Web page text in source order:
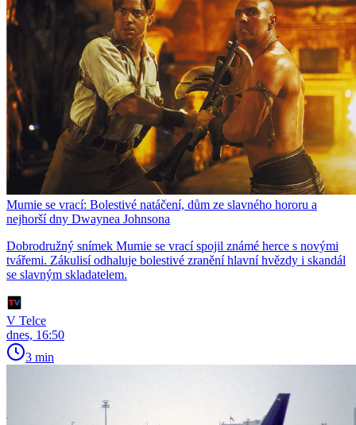
Mumie se vrací: Bolestivé natáčení, dům ze slavného hororu a
nejhorší dny Dwaynea Johnsona
Dobrodružný snímek Mumie se vrací spojil známé herce s novými
tvářemi. Zákulisí odhaluje bolestivé zranění hlavní hvězdy i skandál
se slavným skladatelem.
V Telce
dnes, 16:50
3 min